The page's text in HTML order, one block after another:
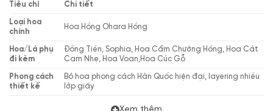
Tiêu chí Chi tiết
Loại hoa
chính
Hoa Hồng Ohara Hồng
Hoa/Lá phụ
đi kèm
Đồng Tiền, Sophia, Hoa Cẩm Chướng Hồng, Hoa Cát
Cam Nhẹ, Hoa Voan,Hoa Cúc Gỗ
Phong cách
thiết kế
Bó hoa phong cách Hàn Quốc hiện đại, layering nhiều
lớp giấy
Sinh nhật, Kỷ Niệm, Hẹn Hò, Tỏ Tình, Yêu Thương